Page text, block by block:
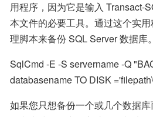
用程序，因为它是输入 Transact-
本文件的必要工具。通过这个实
理脚本来备份 SQL Server 数据库
SqlCmd -E -S servername -Q
databasename TO DISK
如果您只想备份一个或几个数据